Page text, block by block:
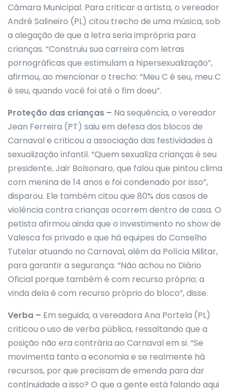
Câmara Municipal. Para criticar a artista, o vereador
André Salineiro (PL) citou trecho de uma música, sob
a alegação de que a letra seria imprópria para
crianças. “Construiu sua carreira com letras
pornográficas que estimulam a hipersexualização”,
afirmou, ao mencionar o trecho: “Meu C é seu, meu C
é seu, quando você foi até o fim doeu”.
Proteção das crianças – Na sequência, o vereador
Jean Ferreira (PT) saiu em defesa dos blocos de
Carnaval e criticou a associação das festividades à
sexualização infantil. “Quem sexualiza crianças é seu
presidente, Jair Bolsonaro, que falou que pintou clima
com menina de 14 anos e foi condenado por isso”,
disparou. Ele também citou que 80% dos casos de
violência contra crianças ocorrem dentro de casa. O
petista afirmou ainda que o investimento no show de
Valesca foi privado e que há equipes do Conselho
Tutelar atuando no Carnaval, além da Polícia Militar,
para garantir a segurança. “Não achou no Diário
Oficial porque também é com recurso próprio; a
vinda dela é com recurso próprio do bloco”, disse.
Verba – Em seguida, a vereadora Ana Portela (PL)
criticou o uso de verba pública, ressaltando que a
posição não era contrária ao Carnaval em si. “Se
movimenta tanto a economia e se realmente há
recursos, por que precisam de emenda para dar
continuidade a isso? O que a gente está falando aqui